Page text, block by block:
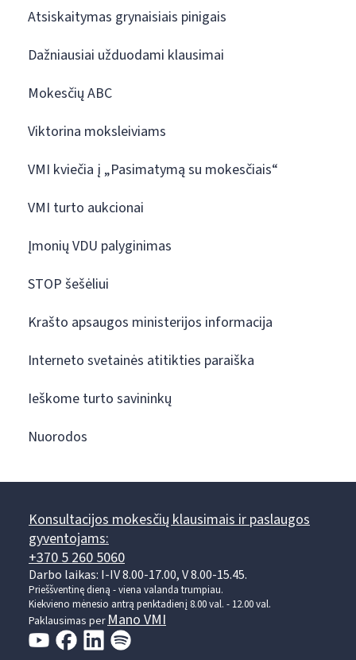
Atsiskaitymas grynaisiais pinigais
Dažniausiai užduodami klausimai
Mokesčių ABC
Viktorina moksleiviams
VMI kviečia į „Pasimatymą su mokesčiais“
VMI turto aukcionai
Įmonių VDU palyginimas
STOP šešėliui
Krašto apsaugos ministerijos informacija
Interneto svetainės atitikties paraiška
Ieškome turto savininkų
Nuorodos
Konsultacijos mokesčių klausimais ir paslaugos
gyventojams:
+370 5 260 5060
Darbo laikas: I-IV 8.00-17.00, V 8.00-15.45.
Prieššventinę dieną - viena valanda trumpiau.
Kiekvieno mėnesio antrą penktadienį 8.00 val. - 12.00 val.
Paklausimas perMano VMI